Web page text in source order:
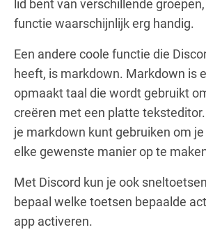
lid bent van verschillende
functie waarschijnlijk erg handig.
Een andere coole functie die
heeft, is markdown. Markdown is
opmaakt taal die wordt gebruikt
creëren met een platte
je markdown kunt gebruiken om
elke gewenste manier op te
Met Discord kun je ook
bepaal welke toetsen bepaalde
app activeren.